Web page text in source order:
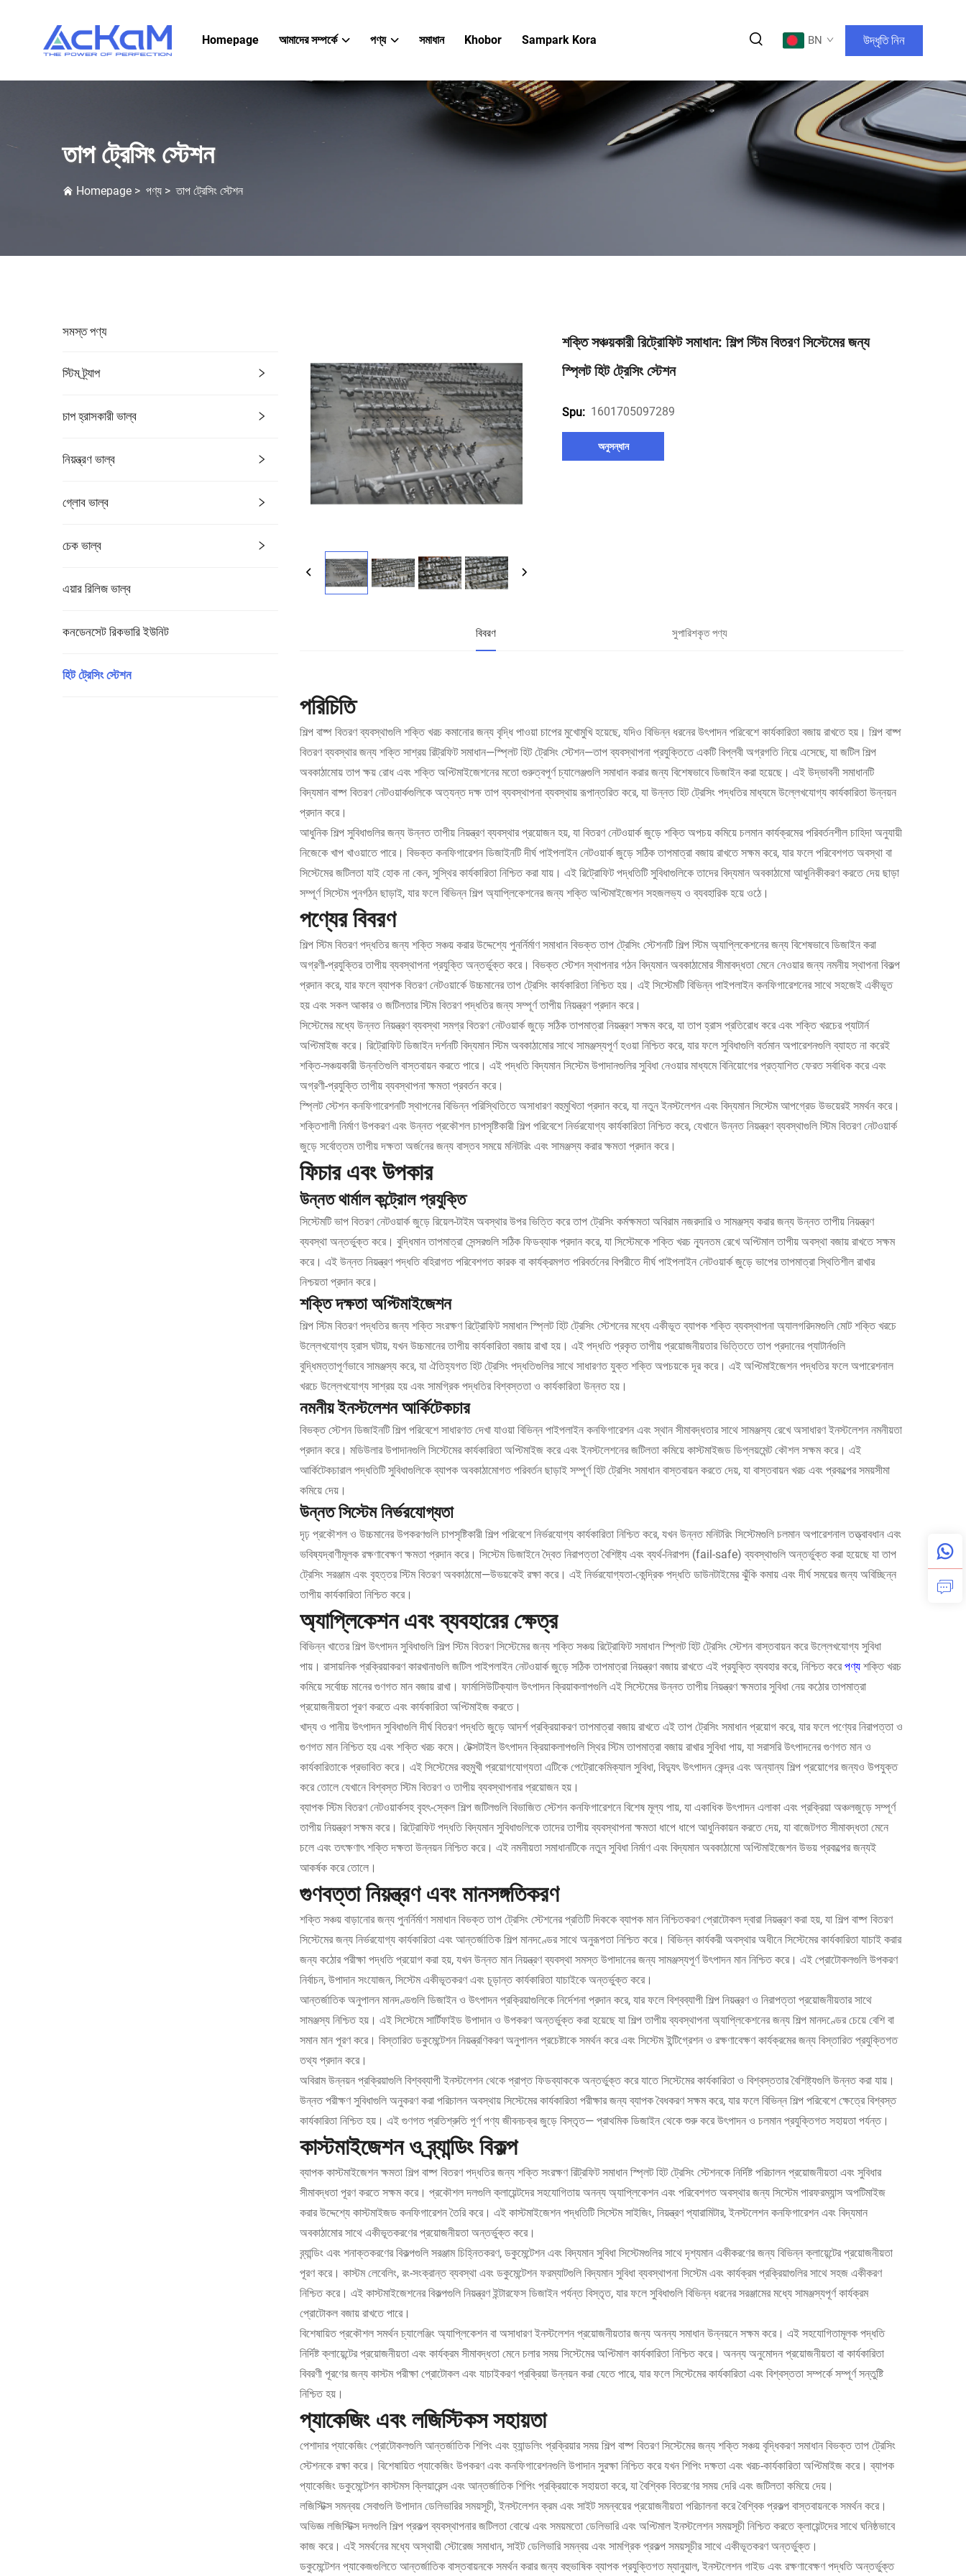
Homepage আমাদের সম্পর্কে পণ্য সমাধান Khobor Sampark Kora BN উদ্ধৃতি নিন
তাপ ট্রেসিং স্টেশন
Homepage > পণ্য >তাপ ট্রেসিং স্টেশন
সমস্ত পণ্য
স্টিম ট্র্যাপ
চাপ হ্রাসকারী ভাল্ব
নিয়ন্ত্রণ ভাল্ব
গ্লোব ভাল্ব
চেক ভাল্ব
এয়ার রিলিজ ভাল্ব
কনডেনসেট রিকভারি ইউনিট
হিট ট্রেসিং স্টেশন
শক্তি সঞ্চয়কারী রিট্রোফিট সমাধান: শিল্প স্টিম বিতরণ সিস্টেমের জন্য
স্প্লিট হিট ট্রেসিং স্টেশন
Spu: 1601705097289
অনুসন্ধান
বিবরণ সুপারিশকৃত পণ্য
পরিচিতি
শিল্প বাষ্প বিতরণ ব্যবস্থাগুলি শক্তি খরচ কমানোর জন্য বৃদ্ধি পাওয়া চাপের মুখোমুখি হয়েছে, যদিও বিভিন্ন ধরনের উৎপাদন পরিবেশে কার্যকারিতা বজায় রাখতে হয়। শিল্প বাষ্প
বিতরণ ব্যবস্থার জন্য শক্তি সাশ্রয় রিট্রফিট সমাধান—স্প্লিট হিট ট্রেসিং স্টেশন—তাপ ব্যবস্থাপনা প্রযুক্তিতে একটি বিপ্লবী অগ্রগতি নিয়ে এসেছে, যা জটিল শিল্প
অবকাঠামোয় তাপ ক্ষয় রোধ এবং শক্তি অপ্টিমাইজেশনের মতো গুরুত্বপূর্ণ চ্যালেঞ্জগুলি সমাধান করার জন্য বিশেষভাবে ডিজাইন করা হয়েছে। এই উদ্ভাবনী সমাধানটি
বিদ্যমান বাষ্প বিতরণ নেটওয়ার্কগুলিকে অত্যন্ত দক্ষ তাপ ব্যবস্থাপনা ব্যবস্থায় রূপান্তরিত করে, যা উন্নত হিট ট্রেসিং পদ্ধতির মাধ্যমে উল্লেখযোগ্য কার্যকারিতা উন্নয়ন
প্রদান করে।
আধুনিক শিল্প সুবিধাগুলির জন্য উন্নত তাপীয় নিয়ন্ত্রণ ব্যবস্থার প্রয়োজন হয়, যা বিতরণ নেটওয়ার্ক জুড়ে শক্তি অপচয় কমিয়ে চলমান কার্যক্রমের পরিবর্তনশীল চাহিদা অনুযায়ী
নিজেকে খাপ খাওয়াতে পারে। বিভক্ত কনফিগারেশন ডিজাইনটি দীর্ঘ পাইপলাইন নেটওয়ার্ক জুড়ে সঠিক তাপমাত্রা বজায় রাখতে সক্ষম করে, যার ফলে পরিবেশগত অবস্থা বা
সিস্টেমের জটিলতা যাই হোক না কেন, সুস্থির কার্যকারিতা নিশ্চিত করা যায়। এই রিট্রোফিট পদ্ধতিটি সুবিধাগুলিকে তাদের বিদ্যমান অবকাঠামো আধুনিকীকরণ করতে দেয় ছাড়া
সম্পূর্ণ সিস্টেম পুনর্গঠন ছাড়াই, যার ফলে বিভিন্ন শিল্প অ্যাপ্লিকেশনের জন্য শক্তি অপ্টিমাইজেশন সহজলভ্য ও ব্যবহারিক হয়ে ওঠে।
পণ্যের বিবরণ
শিল্প স্টিম বিতরণ পদ্ধতির জন্য শক্তি সঞ্চয় করার উদ্দেশ্যে পুনর্নির্মাণ সমাধান বিভক্ত তাপ ট্রেসিং স্টেশনটি শিল্প স্টিম অ্যাপ্লিকেশনের জন্য বিশেষভাবে ডিজাইন করা
অগ্রণী-প্রযুক্তির তাপীয় ব্যবস্থাপনা প্রযুক্তি অন্তর্ভুক্ত করে। বিভক্ত স্টেশন স্থাপনার গঠন বিদ্যমান অবকাঠামোর সীমাবদ্ধতা মেনে নেওয়ার জন্য নমনীয় স্থাপনা বিকল্প
প্রদান করে, যার ফলে ব্যাপক বিতরণ নেটওয়ার্কে উচ্চমানের তাপ ট্রেসিং কার্যকারিতা নিশ্চিত হয়। এই সিস্টেমটি বিভিন্ন পাইপলাইন কনফিগারেশনের সাথে সহজেই একীভূত
হয় এবং সকল আকার ও জটিলতার স্টিম বিতরণ পদ্ধতির জন্য সম্পূর্ণ তাপীয় নিয়ন্ত্রণ প্রদান করে।
সিস্টেমের মধ্যে উন্নত নিয়ন্ত্রণ ব্যবস্থা সমগ্র বিতরণ নেটওয়ার্ক জুড়ে সঠিক তাপমাত্রা নিয়ন্ত্রণ সক্ষম করে, যা তাপ হ্রাস প্রতিরোধ করে এবং শক্তি খরচের প্যাটার্ন
অপ্টিমাইজ করে। রিট্রোফিট ডিজাইন দর্শনটি বিদ্যমান স্টিম অবকাঠামোর সাথে সামঞ্জস্যপূর্ণ হওয়া নিশ্চিত করে, যার ফলে সুবিধাগুলি বর্তমান অপারেশনগুলি ব্যাহত না করেই
শক্তি-সঞ্চয়কারী উন্নতিগুলি বাস্তবায়ন করতে পারে। এই পদ্ধতি বিদ্যমান সিস্টেম উপাদানগুলির সুবিধা নেওয়ার মাধ্যমে বিনিয়োগের প্রত্যাশিত ফেরত সর্বাধিক করে এবং
অগ্রণী-প্রযুক্তি তাপীয় ব্যবস্থাপনা ক্ষমতা প্রবর্তন করে।
স্প্লিট স্টেশন কনফিগারেশনটি স্থাপনের বিভিন্ন পরিস্থিতিতে অসাধারণ বহুমুখিতা প্রদান করে, যা নতুন ইনস্টলেশন এবং বিদ্যমান সিস্টেম আপগ্রেড উভয়েরই সমর্থন করে।
শক্তিশালী নির্মাণ উপকরণ এবং উন্নত প্রকৌশল চাপসৃষ্টিকারী শিল্প পরিবেশে নির্ভরযোগ্য কার্যকারিতা নিশ্চিত করে, যেখানে উন্নত নিয়ন্ত্রণ ব্যবস্থাগুলি স্টিম বিতরণ নেটওয়ার্ক
জুড়ে সর্বোত্তম তাপীয় দক্ষতা অর্জনের জন্য বাস্তব সময়ে মনিটরিং এবং সামঞ্জস্য করার ক্ষমতা প্রদান করে।
ফিচার এবং উপকার
উন্নত থার্মাল কন্ট্রোল প্রযুক্তি
সিস্টেমটি ভাপ বিতরণ নেটওয়ার্ক জুড়ে রিয়েল-টাইম অবস্থার উপর ভিত্তি করে তাপ ট্রেসিং কর্মক্ষমতা অবিরাম নজরদারি ও সামঞ্জস্য করার জন্য উন্নত তাপীয় নিয়ন্ত্রণ
ব্যবস্থা অন্তর্ভুক্ত করে। বুদ্ধিমান তাপমাত্রা সেন্সরগুলি সঠিক ফিডব্যাক প্রদান করে, যা সিস্টেমকে শক্তি খরচ ন্যূনতম রেখে অপ্টিমাল তাপীয় অবস্থা বজায় রাখতে সক্ষম
করে। এই উন্নত নিয়ন্ত্রণ পদ্ধতি বহিরাগত পরিবেশগত কারক বা কার্যক্রমগত পরিবর্তনের বিপরীতে দীর্ঘ পাইপলাইন নেটওয়ার্ক জুড়ে ভাপের তাপমাত্রা স্থিতিশীল রাখার
নিশ্চয়তা প্রদান করে।
শক্তি দক্ষতা অপ্টিমাইজেশন
শিল্প স্টিম বিতরণ পদ্ধতির জন্য শক্তি সংরক্ষণ রিট্রোফিট সমাধান স্প্লিট হিট ট্রেসিং স্টেশনের মধ্যে একীভূত ব্যাপক শক্তি ব্যবস্থাপনা অ্যালগরিদমগুলি মোট শক্তি খরচে
উল্লেখযোগ্য হ্রাস ঘটায়, যখন উচ্চমানের তাপীয় কার্যকারিতা বজায় রাখা হয়। এই পদ্ধতি প্রকৃত তাপীয় প্রয়োজনীয়তার ভিত্তিতে তাপ প্রদানের প্যাটার্নগুলি
বুদ্ধিমত্তাপূর্ণভাবে সামঞ্জস্য করে, যা ঐতিহ্যগত হিট ট্রেসিং পদ্ধতিগুলির সাথে সাধারণত যুক্ত শক্তি অপচয়কে দূর করে। এই অপ্টিমাইজেশন পদ্ধতির ফলে অপারেশনাল
খরচে উল্লেখযোগ্য সাশ্রয় হয় এবং সামগ্রিক পদ্ধতির বিশ্বস্ততা ও কার্যকারিতা উন্নত হয়।
নমনীয় ইনস্টলেশন আর্কিটেকচার
বিভক্ত স্টেশন ডিজাইনটি শিল্প পরিবেশে সাধারণত দেখা যাওয়া বিভিন্ন পাইপলাইন কনফিগারেশন এবং স্থান সীমাবদ্ধতার সাথে সামঞ্জস্য রেখে অসাধারণ ইনস্টলেশন নমনীয়তা
প্রদান করে। মডিউলার উপাদানগুলি সিস্টেমের কার্যকারিতা অপ্টিমাইজ করে এবং ইনস্টলেশনের জটিলতা কমিয়ে কাস্টমাইজড ডিপ্লয়মেন্ট কৌশল সক্ষম করে। এই
আর্কিটেকচারাল পদ্ধতিটি সুবিধাগুলিকে ব্যাপক অবকাঠামোগত পরিবর্তন ছাড়াই সম্পূর্ণ হিট ট্রেসিং সমাধান বাস্তবায়ন করতে দেয়, যা বাস্তবায়ন খরচ এবং প্রকল্পের সময়সীমা
কমিয়ে দেয়।
উন্নত সিস্টেম নির্ভরযোগ্যতা
দৃঢ় প্রকৌশল ও উচ্চমানের উপকরণগুলি চাপসৃষ্টিকারী শিল্প পরিবেশে নির্ভরযোগ্য কার্যকারিতা নিশ্চিত করে, যখন উন্নত মনিটরিং সিস্টেমগুলি চলমান অপারেশনাল তত্ত্বাবধান এবং
ভবিষ্যদ্বাণীমূলক রক্ষণাবেক্ষণ ক্ষমতা প্রদান করে। সিস্টেম ডিজাইনে দ্বৈত নিরাপত্তা বৈশিষ্ট্য এবং ব্যর্থ-নিরাপদ (fail-safe) ব্যবস্থাগুলি অন্তর্ভুক্ত করা হয়েছে যা তাপ
ট্রেসিং সরঞ্জাম এবং বৃহত্তর স্টিম বিতরণ অবকাঠামো—উভয়কেই রক্ষা করে। এই নির্ভরযোগ্যতা-কেন্দ্রিক পদ্ধতি ডাউনটাইমের ঝুঁকি কমায় এবং দীর্ঘ সময়ের জন্য অবিচ্ছিন্ন
তাপীয় কার্যকারিতা নিশ্চিত করে।
অ্যাপ্লিকেশন এবং ব্যবহারের ক্ষেত্র
বিভিন্ন খাতের শিল্প উৎপাদন সুবিধাগুলি শিল্প স্টিম বিতরণ সিস্টেমের জন্য শক্তি সঞ্চয় রিট্রোফিট সমাধান স্প্লিট হিট ট্রেসিং স্টেশন বাস্তবায়ন করে উল্লেখযোগ্য সুবিধা
পায়। রাসায়নিক প্রক্রিয়াকরণ কারখানাগুলি জটিল পাইপলাইন নেটওয়ার্ক জুড়ে সঠিক তাপমাত্রা নিয়ন্ত্রণ বজায় রাখতে এই প্রযুক্তি ব্যবহার করে, নিশ্চিত করেপণ্য শক্তি খরচ
কমিয়ে সর্বোচ্চ মানের গুণগত মান বজায় রাখা। ফার্মাসিউটিক্যাল উৎপাদন ক্রিয়াকলাপগুলি এই সিস্টেমের উন্নত তাপীয় নিয়ন্ত্রণ ক্ষমতার সুবিধা নেয় কঠোর তাপমাত্রা
প্রয়োজনীয়তা পূরণ করতে এবং কার্যকারিতা অপ্টিমাইজ করতে।
খাদ্য ও পানীয় উৎপাদন সুবিধাগুলি দীর্ঘ বিতরণ পদ্ধতি জুড়ে আদর্শ প্রক্রিয়াকরণ তাপমাত্রা বজায় রাখতে এই তাপ ট্রেসিং সমাধান প্রয়োগ করে, যার ফলে পণ্যের নিরাপত্তা ও
গুণগত মান নিশ্চিত হয় এবং শক্তি খরচ কমে। টেক্সটাইল উৎপাদন ক্রিয়াকলাপগুলি স্থির স্টিম তাপমাত্রা বজায় রাখার সুবিধা পায়, যা সরাসরি উৎপাদনের গুণগত মান ও
কার্যকারিতাকে প্রভাবিত করে। এই সিস্টেমের বহুমুখী প্রয়োগযোগ্যতা এটিকে পেট্রোকেমিক্যাল সুবিধা, বিদ্যুৎ উৎপাদন কেন্দ্র এবং অন্যান্য শিল্প প্রয়োগের জন্যও উপযুক্ত
করে তোলে যেখানে বিশ্বস্ত স্টিম বিতরণ ও তাপীয় ব্যবস্থাপনার প্রয়োজন হয়।
ব্যাপক স্টিম বিতরণ নেটওয়ার্কসহ বৃহৎ-স্কেল শিল্প জটিলগুলি বিভাজিত স্টেশন কনফিগারেশনে বিশেষ মূল্য পায়, যা একাধিক উৎপাদন এলাকা এবং প্রক্রিয়া অঞ্চলজুড়ে সম্পূর্ণ
তাপীয় নিয়ন্ত্রণ সক্ষম করে। রিট্রোফিট পদ্ধতি বিদ্যমান সুবিধাগুলিকে তাদের তাপীয় ব্যবস্থাপনা ক্ষমতা ধাপে ধাপে আধুনিকায়ন করতে দেয়, যা বাজেটগত সীমাবদ্ধতা মেনে
চলে এবং তৎক্ষণাৎ শক্তি দক্ষতা উন্নয়ন নিশ্চিত করে। এই নমনীয়তা সমাধানটিকে নতুন সুবিধা নির্মাণ এবং বিদ্যমান অবকাঠামো অপ্টিমাইজেশন উভয় প্রকল্পের জন্যই
আকর্ষক করে তোলে।
গুণবত্তা নিয়ন্ত্রণ এবং মানসঙ্গতিকরণ
শক্তি সঞ্চয় বাড়ানোর জন্য পুনর্নির্মাণ সমাধান বিভক্ত তাপ ট্রেসিং স্টেশনের প্রতিটি দিককে ব্যাপক মান নিশ্চিতকরণ প্রোটোকল দ্বারা নিয়ন্ত্রণ করা হয়, যা শিল্প বাষ্প বিতরণ
সিস্টেমের জন্য নির্ভরযোগ্য কার্যকারিতা এবং আন্তর্জাতিক শিল্প মানদণ্ডের সাথে অনুরূপতা নিশ্চিত করে। বিভিন্ন কার্যকরী অবস্থার অধীনে সিস্টেমের কার্যকারিতা যাচাই করার
জন্য কঠোর পরীক্ষা পদ্ধতি প্রয়োগ করা হয়, যখন উন্নত মান নিয়ন্ত্রণ ব্যবস্থা সমস্ত উপাদানের জন্য সামঞ্জস্যপূর্ণ উৎপাদন মান নিশ্চিত করে। এই প্রোটোকলগুলি উপকরণ
নির্বাচন, উপাদান সংযোজন, সিস্টেম একীভূতকরণ এবং চূড়ান্ত কার্যকারিতা যাচাইকে অন্তর্ভুক্ত করে।
আন্তর্জাতিক অনুপালন মানদণ্ডগুলি ডিজাইন ও উৎপাদন প্রক্রিয়াগুলিকে নির্দেশনা প্রদান করে, যার ফলে বিশ্বব্যাপী শিল্প নিয়ন্ত্রণ ও নিরাপত্তা প্রয়োজনীয়তার সাথে
সামঞ্জস্য নিশ্চিত হয়। এই সিস্টেমে সার্টিফাইড উপাদান ও উপকরণ অন্তর্ভুক্ত করা হয়েছে যা শিল্প তাপীয় ব্যবস্থাপনা অ্যাপ্লিকেশনের জন্য শিল্প মানদণ্ডের চেয়ে বেশি বা
সমান মান পূরণ করে। বিস্তারিত ডকুমেন্টেশন নিয়ন্ত্রণিকরণ অনুপালন প্রচেষ্টাকে সমর্থন করে এবং সিস্টেম ইন্টিগ্রেশন ও রক্ষণাবেক্ষণ কার্যক্রমের জন্য বিস্তারিত প্রযুক্তিগত
তথ্য প্রদান করে।
অবিরাম উন্নয়ন প্রক্রিয়াগুলি বিশ্বব্যাপী ইনস্টলেশন থেকে প্রাপ্ত ফিডব্যাককে অন্তর্ভুক্ত করে যাতে সিস্টেমের কার্যকারিতা ও বিশ্বস্ততার বৈশিষ্ট্যগুলি উন্নত করা যায়।
উন্নত পরীক্ষণ সুবিধাগুলি অনুকরণ করা পরিচালন অবস্থায় সিস্টেমের কার্যকারিতা পরীক্ষার জন্য ব্যাপক বৈধকরণ সক্ষম করে, যার ফলে বিভিন্ন শিল্প পরিবেশে ক্ষেত্রে বিশ্বস্ত
কার্যকারিতা নিশ্চিত হয়। এই গুণগত প্রতিশ্রুতি পূর্ণ পণ্য জীবনচক্র জুড়ে বিস্তৃত— প্রাথমিক ডিজাইন থেকে শুরু করে উৎপাদন ও চলমান প্রযুক্তিগত সহায়তা পর্যন্ত।
কাস্টমাইজেশন ও ব্র্যান্ডিং বিকল্প
ব্যাপক কাস্টমাইজেশন ক্ষমতা শিল্প বাষ্প বিতরণ পদ্ধতির জন্য শক্তি সংরক্ষণ রিট্রফিট সমাধান স্প্লিট হিট ট্রেসিং স্টেশনকে নির্দিষ্ট পরিচালন প্রয়োজনীয়তা এবং সুবিধার
সীমাবদ্ধতা পূরণ করতে সক্ষম করে। প্রকৌশল দলগুলি ক্লায়েন্টদের সহযোগিতায় অনন্য অ্যাপ্লিকেশন এবং পরিবেশগত অবস্থার জন্য সিস্টেম পারফরম্যান্স অপটিমাইজ
করার উদ্দেশ্যে কাস্টমাইজড কনফিগারেশন তৈরি করে। এই কাস্টমাইজেশন পদ্ধতিটি সিস্টেম সাইজিং, নিয়ন্ত্রণ প্যারামিটার, ইনস্টলেশন কনফিগারেশন এবং বিদ্যমান
অবকাঠামোর সাথে একীভূতকরণের প্রয়োজনীয়তা অন্তর্ভুক্ত করে।
ব্র্যান্ডিং এবং শনাক্তকরণের বিকল্পগুলি সরঞ্জাম চিহ্নিতকরণ, ডকুমেন্টেশন এবং বিদ্যমান সুবিধা সিস্টেমগুলির সাথে দৃশ্যমান একীকরণের জন্য বিভিন্ন ক্লায়েন্টের প্রয়োজনীয়তা
পূরণ করে। কাস্টম লেবেলিং, রং-সংক্রান্ত ব্যবস্থা এবং ডকুমেন্টেশন ফরম্যাটগুলি বিদ্যমান সুবিধা ব্যবস্থাপনা সিস্টেম এবং কার্যক্রম প্রক্রিয়াগুলির সাথে সহজ একীকরণ
নিশ্চিত করে। এই কাস্টমাইজেশনের বিকল্পগুলি নিয়ন্ত্রণ ইন্টারফেস ডিজাইন পর্যন্ত বিস্তৃত, যার ফলে সুবিধাগুলি বিভিন্ন ধরনের সরঞ্জামের মধ্যে সামঞ্জস্যপূর্ণ কার্যক্রম
প্রোটোকল বজায় রাখতে পারে।
বিশেষায়িত প্রকৌশল সমর্থন চ্যালেঞ্জিং অ্যাপ্লিকেশন বা অসাধারণ ইনস্টলেশন প্রয়োজনীয়তার জন্য অনন্য সমাধান উন্নয়নে সক্ষম করে। এই সহযোগিতামূলক পদ্ধতি
নির্দিষ্ট ক্লায়েন্টের প্রয়োজনীয়তা এবং কার্যক্রম সীমাবদ্ধতা মেনে চলার সময় সিস্টেমের অপ্টিমাল কার্যকারিতা নিশ্চিত করে। অনন্য অনুমোদন প্রয়োজনীয়তা বা কার্যকারিতা
বিবরণী পূরণের জন্য কাস্টম পরীক্ষা প্রোটোকল এবং যাচাইকরণ প্রক্রিয়া উন্নয়ন করা যেতে পারে, যার ফলে সিস্টেমের কার্যকারিতা এবং বিশ্বস্ততা সম্পর্কে সম্পূর্ণ সন্তুষ্টি
নিশ্চিত হয়।
প্যাকেজিং এবং লজিস্টিকস সহায়তা
পেশাদার প্যাকেজিং প্রোটোকলগুলি আন্তর্জাতিক শিপিং এবং হ্যান্ডলিং প্রক্রিয়ার সময় শিল্প বাষ্প বিতরণ সিস্টেমের জন্য শক্তি সঞ্চয় বৃদ্ধিকরণ সমাধান বিভক্ত তাপ ট্রেসিং
স্টেশনকে রক্ষা করে। বিশেষায়িত প্যাকেজিং উপকরণ এবং কনফিগারেশনগুলি উপাদান সুরক্ষা নিশ্চিত করে যখন শিপিং দক্ষতা এবং খরচ-কার্যকারিতা অপ্টিমাইজ করে। ব্যাপক
প্যাকেজিং ডকুমেন্টেশন কাস্টমস ক্লিয়ারেন্স এবং আন্তর্জাতিক শিপিং প্রক্রিয়াকে সহায়তা করে, যা বৈশ্বিক বিতরণের সময় দেরি এবং জটিলতা কমিয়ে দেয়।
লজিস্টিক্স সমন্বয় সেবাগুলি উপাদান ডেলিভারির সময়সূচী, ইনস্টলেশন ক্রম এবং সাইট সমন্বয়ের প্রয়োজনীয়তা পরিচালনা করে বৈশ্বিক প্রকল্প বাস্তবায়নকে সমর্থন করে।
অভিজ্ঞ লজিস্টিক্স দলগুলি শিল্প প্রকল্প ব্যবস্থাপনার জটিলতা বোঝে এবং সময়মতো ডেলিভারি এবং অপ্টিমাল ইনস্টলেশন সময়সূচী নিশ্চিত করতে ক্লায়েন্টদের সাথে ঘনিষ্ঠভাবে
কাজ করে। এই সমর্থনের মধ্যে অস্থায়ী স্টোরেজ সমাধান, সাইট ডেলিভারি সমন্বয় এবং সামগ্রিক প্রকল্প সময়সূচীর সাথে একীভূতকরণ অন্তর্ভুক্ত।
ডকুমেন্টেশন প্যাকেজগুলিতে আন্তর্জাতিক বাস্তবায়নকে সমর্থন করার জন্য বহুভাষিক ব্যাপক প্রযুক্তিগত ম্যানুয়াল, ইনস্টলেশন গাইড এবং রক্ষণাবেক্ষণ পদ্ধতি অন্তর্ভুক্ত